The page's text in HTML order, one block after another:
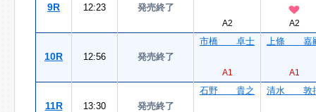
9R 12:23 発売終了
A2 A2
10R 12:56 発売終了
市橋 卓士
A1
上條 嘉
A1
11R 13:30 発売終了
石野 貴之 清水 敦